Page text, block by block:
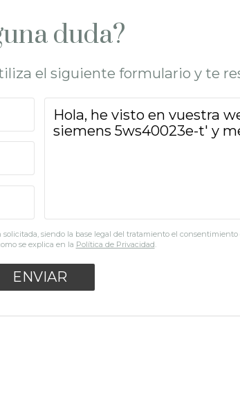
duda?
el siguiente formulario y te
siendo la base legal del tratamiento el consentimiento
se explica en la Política de Privacidad.